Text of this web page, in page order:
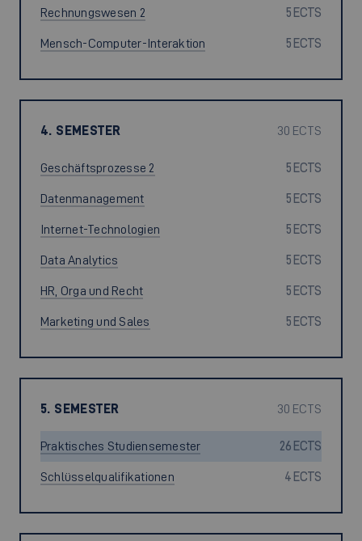
Rechnungswesen 2 5 ECTS
Mensch-Computer-Interaktion 5 ECTS
4. SEMESTER 30 ECTS
Geschäftsprozesse 2 5 ECTS
Datenmanagement 5 ECTS
Internet-Technologien 5 ECTS
Data Analytics 5 ECTS
HR, Orga und Recht 5 ECTS
Marketing und Sales 5 ECTS
5. SEMESTER 30 ECTS
Praktisches Studiensemester 26 ECTS
Schlüsselqualifikationen 4 ECTS